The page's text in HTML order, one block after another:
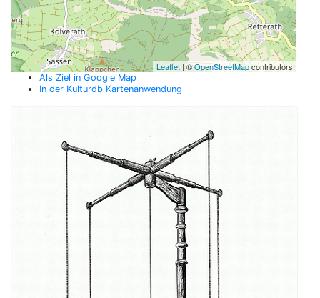
Leaflet | ©OpenStreetMapcontributors
Als Ziel in Google Map
In der Kulturdb Kartenanwendung